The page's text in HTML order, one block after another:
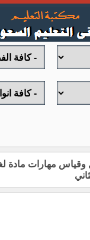
وقياس مهارات مادة